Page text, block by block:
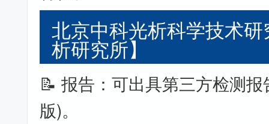
北京中科光析科学技术
析研究所】
📝 报告：可出具第三方检测
版)。